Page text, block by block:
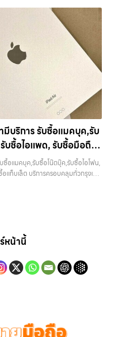
, รัชดา, บางรัก, แจ้งวัฒนะ,…
น เราจึงมอบบริการประเมินสภาพ
ลาย โดยเน้น โปร่งใส มั่นใจได้ และ
ริการของเราครอบคลุมทั้ง iPhone
และแท็บเล็ตทุกแบรนด์ เรารับถึงแม้
รือมีรอยบ้าง เพราะมูลค่าของเครื่อง
จริง ความครบชุด และความสะดวกใน
นเขต ลาดพร้าว, รัชดา, บางรัก,
า, บางนา, บางพลี, เกษตรนวมินทร์,
ณจะค้นหาคำว่า “รับซื้อมือถือใกล้ฉัน”,
ย iPad ได้ราคา”, “รับซื้อแท็บเล็ต
มือสอง ราคาสูง” — ที่นี่คือคำตอบ
บราคาและความสะดวกสบายที่เหนือ
ไว้วางใจ พร้อมทีมงานที่พร้อม
สภาพอย่างมืออาชีพ และจ่ายเงินทันที
เป็นเรื่องง่ายขึ้น ดีกว่า รวดเร็วกว่า
ชี่ยวชาญด้านการให้บริการ รับซื้อมือถือ
ทุกยี่ห้อ ในราคาสูง พร้อมจ่ายเงิน
รามอินทรา รับซื้อแท็บเล็ตบางรัก —
iPad แท็บเล็ตใน พื้นที่ ลาดพร้าว
ล รามอินทรา พร้อมจ่ายเงินทันที รับ
iPhone Samsung iPad แท็บเล็ต
วัฒนะ บางแค วัชรพล รามอินทรา
างรัก ขายอุปกรณ์ไอทีแล้วอยากได้
ดี รับเงินทันใจ ประสบการณ์เหนือ
พด, รับซื้อมือถือ ยินดีต้อนรับสู่ “รับซื้อ
จได้ สำหรับบริการ รับซื้อ มือถือ
ทุกยี่ห้อ ให้ราคาสูง พร้อมจ่ายเงิน
, บางรัก, แจ้งวัฒนะ, บางแค, วัชรพล,
กล้ ฉัน” ที่สุด ในยุคที่สมาร์ทโฟน
นรุ่นกันแทบทุกช่วงเวลา อุปกรณ์ที่คุณ
อยู่เฉยๆ เว็บไซต์ของเราจึงเกิดขึ้นเพื่อ
กรณ์ที่ไม่ใช้แล้วให้กลายเป็นเงินสดได้
ไอแพด, รับซื้อมือถือ, รับซื้อโทรศัพท์,
ค้าไอทีกรุงเทพมหานคร อย่างครบ
เมื่อตกลงซื้อขายสำเร็จ บริการของเรา
ช้งานแล้ว ตกแต่งแล้ว หรือมีรอยบ้าง
ยี่ห้อ แต่ขึ้นอยู่กับสภาพจริง ความครบ
หรือ “รับซื้อ Samsung มือสอง
มีบริการ รับซื้อแมคบุค,รับ
บซื้อไอแพด, รับซื้อมือถือ
ครอบคลุมทั่วกรุงเทพ
ซื้อแมคบุค,รับซื้อโน๊ตบุ๊ค,รับซื้อไอโฟน,
ท็บเล็ต บริการครอบคลุมทั่วกรุงเทพ
ซื้อแมคบุค,รับซื้อโน๊ตบุ๊ค,รับซื้อไอโฟน,
แท็บเล็ต บริการครอบคลุมทั่ว
อ iPhone ทุกรุ่น ให้ราคาสูง พร้อม
บกับการ รับซื้อไอโฟน, รับซื้อไอ
และอุปกรณ์ไอทีใหม่ๆ เปลี่ยนรุ่นกัน
าจกลายเป็นของที่ไม่ได้ใช้งานอยู่
หน้านี้